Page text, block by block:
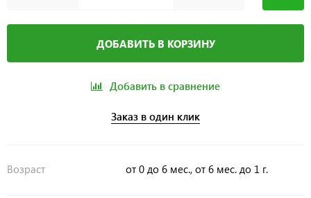
ДОБАВИТЬ В КОРЗИНУ
Добавить в сравнение
Заказ в один клик
Возраст от 0 до 6 мес., от 6 мес. до 1 г.